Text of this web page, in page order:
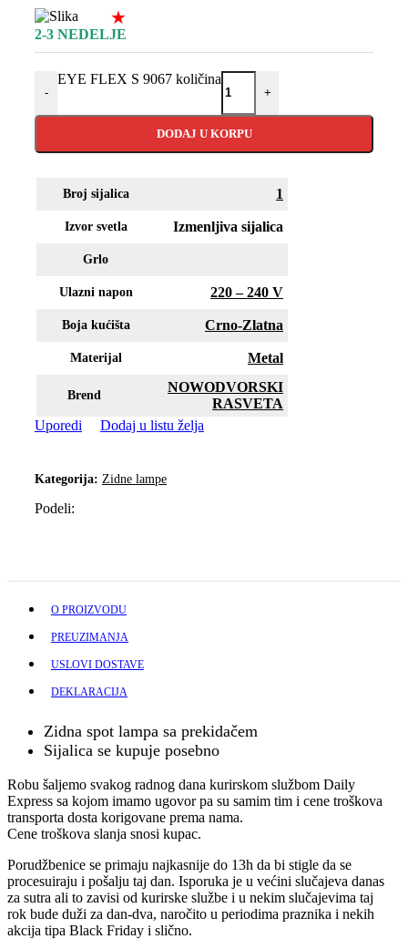
★
2-3 NEDELJE
-
EYE FLEX S 9067 količina
+
DODAJ U KORPU
Broj sijalica 1
Izvor svetla Izmenljiva sijalica
Grlo
Ulazni napon 220 – 240 V
Boja kućišta Crno-Zlatna
Materijal Metal
Brend
NOWODVORSKI
RASVETA
Uporedi
Dodaj u listu želja
Kategorija: Zidne lampe
Podeli:
O PROIZVODU
PREUZIMANJA
USLOVI DOSTAVE
DEKLARACIJA
Zidna spot lampa sa prekidačem
Sijalica se kupuje posebno
Robu šaljemo svakog radnog dana kurirskom službom Daily
Express sa kojom imamo ugovor pa su samim tim i cene troškova
transporta dosta korigovane prema nama.
Cene troškova slanja snosi kupac.
Porudžbenice se primaju najkasnije do 13h da bi stigle da se
procesuiraju i pošalju taj dan. Isporuka je u većini slučajeva danas
za sutra ali to zavisi od kurirske službe i u nekim slučajevima taj
rok bude duži za dan-dva, naročito u periodima praznika i nekih
akcija tipa Black Friday i slično.